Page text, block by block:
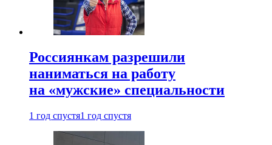
Россиянкам разрешили
наниматься на работу
на «мужские» специальности
1 год спустя1 год спустя